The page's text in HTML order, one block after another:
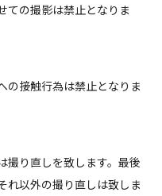
の撮影は禁止となりま
接触行為は禁止となりま
り直しを致します。最後
れ以外の撮り直しは致しま